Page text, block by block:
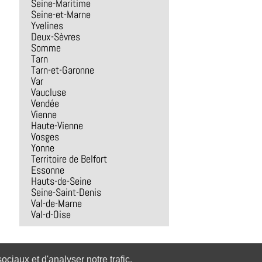
et d'analyser notre trafic.
Seine-Maritime
Seine-et-Marne
Yvelines
Deux-Sèvres
Somme
Tarn
Tarn-et-Garonne
Var
Vaucluse
Vendée
Vienne
Haute-Vienne
Vosges
Yonne
Territoire de Belfort
Essonne
Hauts-de-Seine
Seine-Saint-Denis
Val-de-Marne
Val-d-Oise